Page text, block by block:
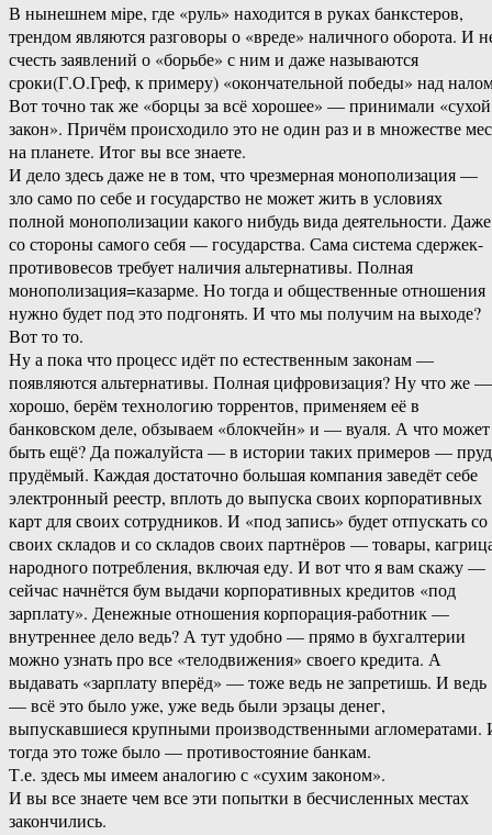
В нынешнем мiре, где «руль» находится в руках банкстеров,
трендом являются разговоры о «вреде» наличного оборота. И
счесть заявлений о «борьбе» с ним и даже называются
сроки(Г.О.Греф, к примеру) «окончательной победы» над
Вот точно так же «борцы за всё хорошее» — принимали «сухой
закон». Причём происходило это не один раз и в множестве
на планете. Итог вы все знаете.
И дело здесь даже не в том, что чрезмерная монополизация —
зло само по себе и государство не может жить в условиях
полной монополизации какого нибудь вида деятельности. Даже
со стороны самого себя — государства. Сама система сдержек-
противовесов требует наличия альтернативы. Полная
монополизация=казарме. Но тогда и общественные отношения
нужно будет под это подгонять. И что мы получим на выходе?
Вот то то.
Ну а пока что процесс идёт по естественным законам —
появляются альтернативы. Полная цифровизация? Ну что же —
хорошо, берём технологию торрентов, применяем её в
банковском деле, обзываем «блокчейн» и — вуаля. А что может
быть ещё? Да пожалуйста — в истории таких примеров — пруд
прудёмый. Каждая достаточно большая компания заведёт себе
электронный реестр, вплоть до выпуска своих корпоративных
карт для своих сотрудников. И «под запись» будет отпускать со
своих складов и со складов своих партнёров — товары,
народного потребления, включая еду. И вот что я вам скажу —
сейчас начнётся бум выдачи корпоративных кредитов «под
зарплату». Денежные отношения корпорация-работник —
внутреннее дело ведь? А тут удобно — прямо в бухгалтерии
можно узнать про все «телодвижения» своего кредита. А
выдавать «зарплату вперёд» — тоже ведь не запретишь. И ведь
— всё это было уже, уже ведь были эрзацы денег,
выпускавшиеся крупными производственными агломератами.
тогда это тоже было — противостояние банкам.
Т.е. здесь мы имеем аналогию с «сухим законом».
И вы все знаете чем все эти попытки в бесчисленных местах
закончились.